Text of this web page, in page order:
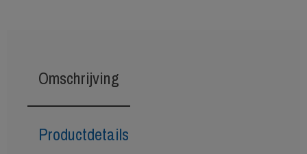
Omschrijving
Productdetails